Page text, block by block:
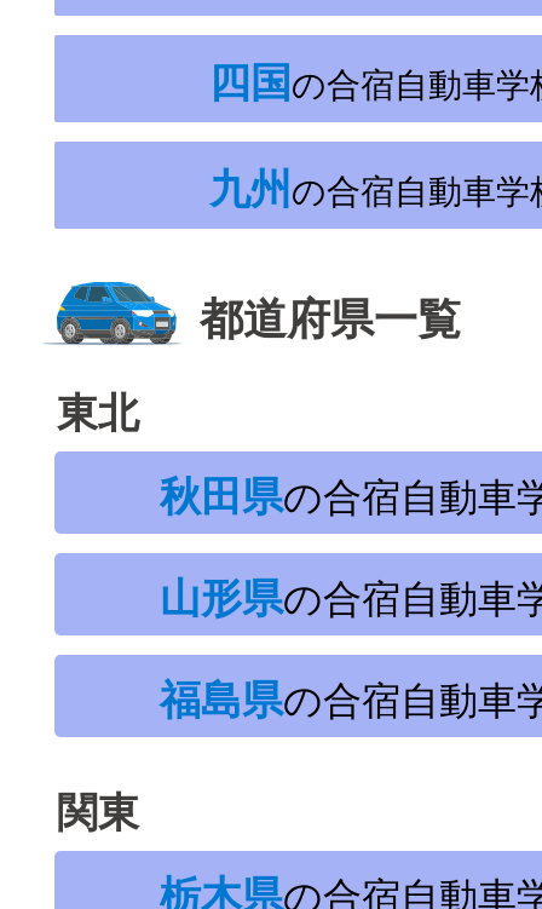
四国の合宿自動車学
九州 の合宿自動車学
都道府県一覧
東北
秋田県の合宿自動車
山形県の合宿自動車
福島県の合宿自動車
関東
栃木県の合宿自動車